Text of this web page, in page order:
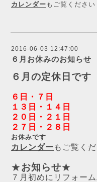
カレンダー もご覧ください
2016-06-03 12:47:00
６月お休みのお知らせ
６月の定休日です
６日・７日
１３日・１４日
２０日・２１日
２７日・２８日
お休みです
カレンダー もご覧く
★お知らせ★
７月初めにリフォー